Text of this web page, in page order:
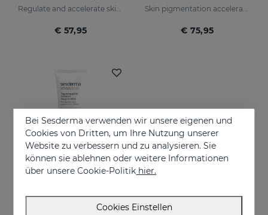
Regulate and accelerate skin pigmentation
€ 57,95
Skin pigmentation accelerator
€ 75,95
In den Warenkorb
Bei Sesderma verwenden wir unsere eigenen und
Cookies von Dritten, um Ihre Nutzung unserer
Website zu verbessern und zu analysieren. Sie
können sie ablehnen oder weitere Informationen
über unsere Cookie-Politik hier.
Cookies Einstellen